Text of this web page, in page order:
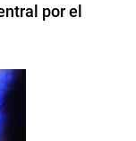
por el